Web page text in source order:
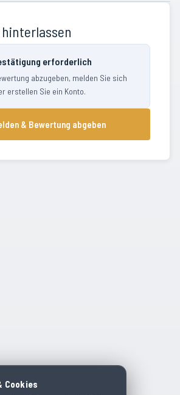
erforderlich
abzugeben, melden Sie sich
erstellen Sie ein Konto.
& Bewertung abgeben
Cookies